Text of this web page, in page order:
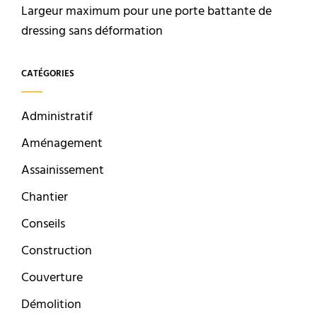
Largeur maximum pour une porte battante de
dressing sans déformation
CATÉGORIES
Administratif
Aménagement
Assainissement
Chantier
Conseils
Construction
Couverture
Démolition